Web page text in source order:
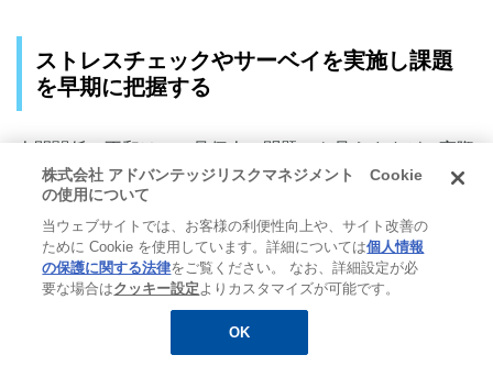
ストレスチェックやサーベイを実施し課題
を早期に把握する
人間関係の不和は、一見個人の問題にも見えますが、実際
には組織の風土や構造に起因することも少なくありませ
ん。ストレスチェックやサーベイを実施することで、現場
が抱えるストレスや人間関係の不満を早期に把握できま
す。ストレスチェックの集団分析結果などをもとに対策を
検討・実施し、その後も定期的にサーベイを行えば、施策
株式会社 アドバンテッジリスクマネジメント Cookie
の使用について
当ウェブサイトでは、お客様の利便性向上や、サイト改善の
ために Cookie を使用しています。詳細については個人情報
の保護に関する法律をご覧ください。 なお、詳細設定が必
要な場合はクッキー設定よりカスタマイズが可能です。
OK